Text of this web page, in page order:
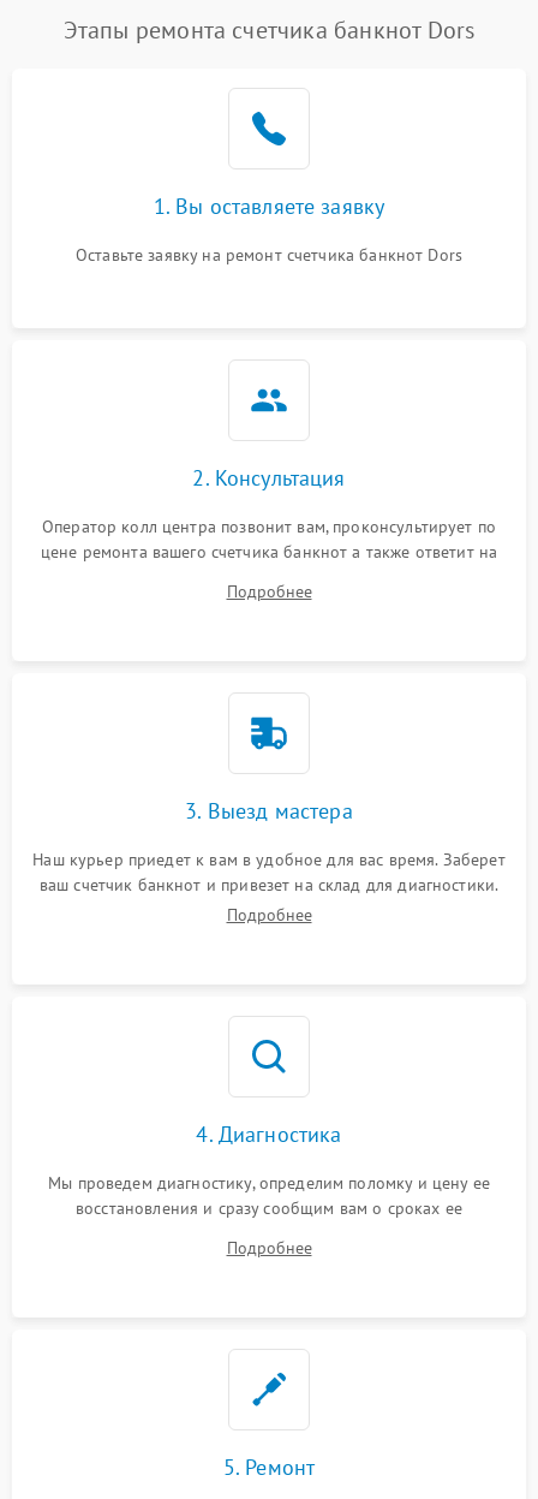
Этапы ремонта счетчика банкнот Dors
1. Вы оставляете заявку
Оставьте заявку на ремонт счетчика банкнот Dors
2. Консультация
Оператор колл центра позвонит вам, проконсультирует по
цене ремонта вашего счетчика банкнот а также ответит на
Подробнее
3. Выезд мастера
Наш курьер приедет к вам в удобное для вас время. Заберет
ваш счетчик банкнот и привезет на склад для диагностики.
Подробнее
4. Диагностика
Мы проведем диагностику, определим поломку и цену ее
восстановления и сразу сообщим вам о сроках ее
Подробнее
5. Ремонт